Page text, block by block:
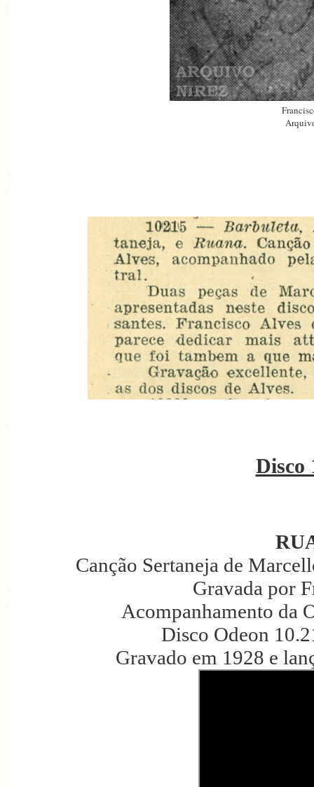
Disco
Canção Sertaneja de
Gravada por
Acompanhamento da
Disco Odeon
Gravado em 1928 e